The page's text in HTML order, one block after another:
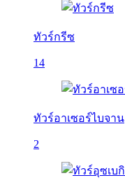
ทัวร์กรีซ
14
ทัวร์อาเซอร์ไบจาน
2